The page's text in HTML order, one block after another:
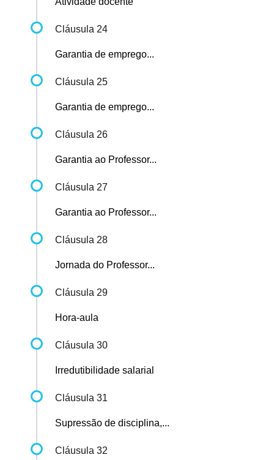
Cláusula 24
Garantia de emprego...
Cláusula 25
Garantia de emprego...
Cláusula 26
Garantia ao Professor...
Cláusula 27
Garantia ao Professor...
Cláusula 28
Jornada do Professor...
Cláusula 29
Hora-aula
Cláusula 30
Irredutibilidade salarial
Cláusula 31
Supressão de disciplina,...
Cláusula 32